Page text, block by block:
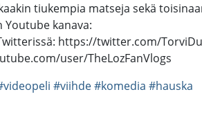
tiukempia matseja sekä
kanava:
https://twitter.com/
user/TheLozFanVlogs
#viihde#komedia #hauska